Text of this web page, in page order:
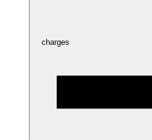
charges